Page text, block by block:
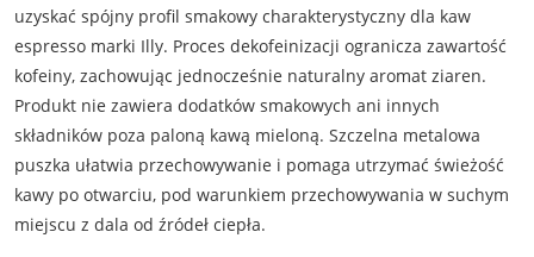
uzyskać spójny profil smakowy charakterystyczny dla kaw
espresso marki Illy. Proces dekofeinizacji ogranicza zawartość
kofeiny, zachowując jednocześnie naturalny aromat ziaren.
Produkt nie zawiera dodatków smakowych ani innych
składników poza paloną kawą mieloną. Szczelna metalowa
puszka ułatwia przechowywanie i pomaga utrzymać świeżość
kawy po otwarciu, pod warunkiem przechowywania w suchym
miejscu z dala od źródeł ciepła.